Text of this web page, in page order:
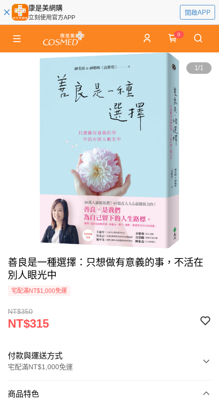
康是美網購
立刻使用官方APP
開啟APP
0
1/1
善良是一種選擇：只想做有意義的事，不活在
別人眼光中
宅配滿NT$1,000免運
NT$350
NT$315
付款與運送方式
宅配滿NT$1,000免運
icash Pay
商品特色